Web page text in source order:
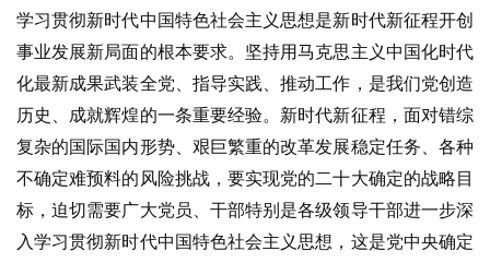
学习贯彻新时代中国特色社会主义思想是新时代新征程开创
事业发展新局面的根本要求。坚持用马克思主义中国化时代
化最新成果武装全党、指导实践、推动工作，是我们党创造
历史、成就辉煌的一条重要经验。新时代新征程，面对错综
复杂的国际国内形势、艰巨繁重的改革发展稳定任务、各种
不确定难预料的风险挑战，要实现党的二十大确定的战略目
标，迫切需要广大党员、干部特别是各级领导干部进一步深
入学习贯彻新时代中国特色社会主义思想，这是党中央确定